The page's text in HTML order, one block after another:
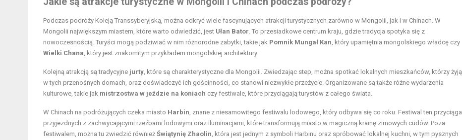
Podczas podróży Koleją Transsyberyjską, można odkryć wiele fascynujących atrakcji turystycznych zarówno w Mongolii, jak i w Chinach. W
Mongolii największym miastem, które warto odwiedzić, jest Ułan Bator . To przesiadkowe centrum kraju, gdzietradycja spotyka się z
nowoczesnością. Turyści mogą podziwiać w nim różnorodne zabytki, takie jak Pomnik Mungał Kan , który upamiętnia mongolskiego władcę czy
Wielki Chana , który jest znakomitym przykładem mongolskiej architektury.
Kolejną atrakcją są tradycyjne jurty , które są charakterystyczne dla Mongolii. Zwiedzając step, można spotkać lokalnych mieszkańców, którzy żyją
w tych przenośnych domach, oraz doświadczyć ich gościnności, co stanowi niezwykłe przeżycie. Organizowane są także różne wydarzenia
kulturowe, takie jak mistrzostwa w jeździe na koniach czy festiwale, które przyciągają turystów z całego świata.
W Chinach na podróżujących czeka miasto Harbin , znane z niesamowitego festiwalu lodowego, który odbywa się co roku. Festiwal ten przyciąga
przyjezdnych z zachwycającymi rzeźbami lodowymi oraz iluminacjami, które transformują miasto w magiczną krainę zimowych cudów. Poza
festiwalem, można tu zwiedzić również Świątynię Zhaolin , która jest jednym z symboli Harbinu oraz spróbować lokalnej kuchni, w tym pysznych